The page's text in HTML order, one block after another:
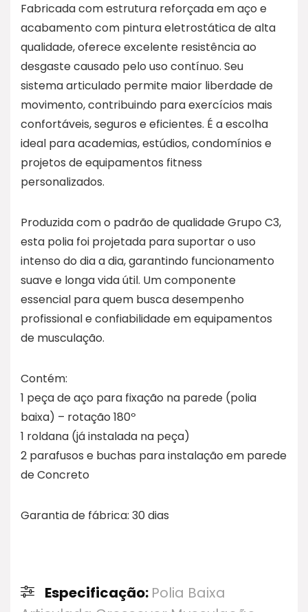
Fabricada com estrutura reforçada em aço e
acabamento com pintura eletrostática de alta
qualidade, oferece excelente resistência ao
desgaste causado pelo uso contínuo. Seu
sistema articulado permite maior liberdade de
movimento, contribuindo para exercícios mais
confortáveis, seguros e eficientes. É a escolha
ideal para academias, estúdios, condomínios e
projetos de equipamentos fitness
personalizados.
Produzida com o padrão de qualidade Grupo C3,
esta polia foi projetada para suportar o uso
intenso do dia a dia, garantindo funcionamento
suave e longa vida útil. Um componente
essencial para quem busca desempenho
profissional e confiabilidade em equipamentos
de musculação.
Contém:
1 peça de aço para fixação na parede (polia
baixa) – rotação 180º
1 roldana (já instalada na peça)
2 parafusos e buchas para instalação em parede
de Concreto
Garantia de fábrica: 30 dias
Especificação: Polia Baixa